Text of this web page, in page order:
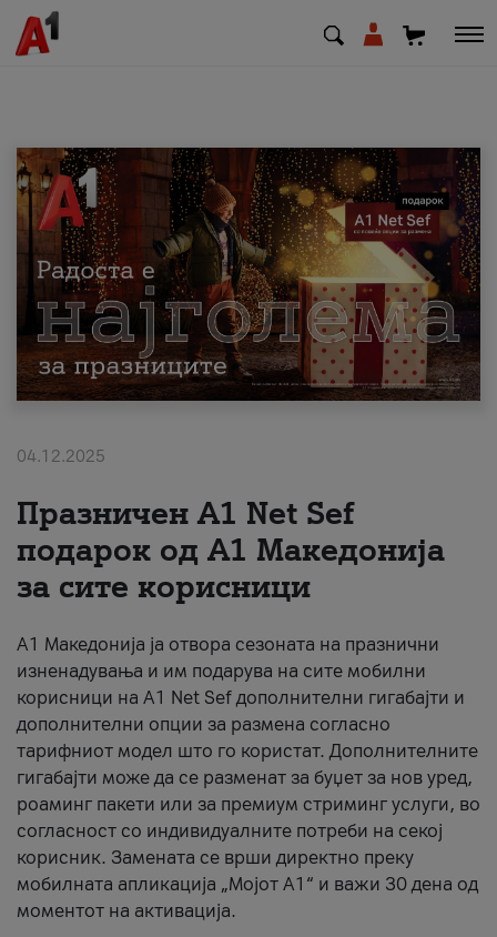
МК EN SQ
Приватни Деловни
Поддршка
Надополни кредит
За нас
#ПодобарОнлајн
04.12.2025
Празничен A1 Net Sеf
подарок од А1 Македонија
за сите корисници
А1 Македонија ја отвора сезоната на празнични
изненадувања и им подарува на сите мобилни
корисници на A1 Net Sef дополнителни гигабајти и
дополнителни опции за размена согласно
тарифниот модел што го користат. Дополнителните
гигабајти може да се разменат за буџет за нов уред,
роаминг пакети или за премиум стриминг услуги, во
согласност со индивидуалните потреби на секој
корисник. Замената се врши директно преку
мобилната апликација „Мојот А1“ и важи 30 дена од
моментот на активација.